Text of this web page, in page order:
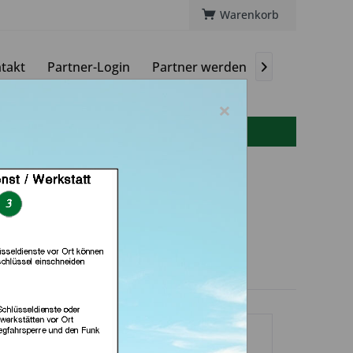
Warenkorb
Partner-Login Partner werden 
bei Meister Grüner
×